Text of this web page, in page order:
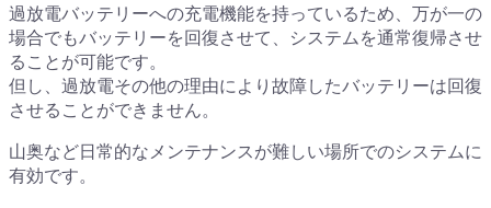
過放電バッテリーへの充電機能を持っているため、万が一の
場合でもバッテリーを回復させて、システムを通常復帰させ
ることが可能です。
但し、過放電その他の理由により故障したバッテリーは回復
させることができません。
山奥など日常的なメンテナンスが難しい場所でのシステムに
有効です。